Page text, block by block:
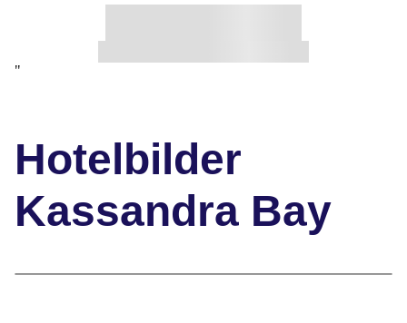
"
Hotelbilder
Kassandra Bay